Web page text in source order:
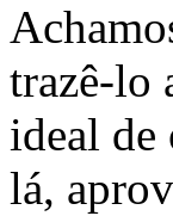
trazê-lo
ideal de
lá,